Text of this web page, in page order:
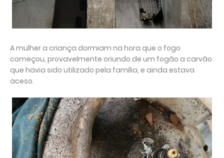
A mulher a criança dormiam na hora que o fogo
começou, provavelmente oriundo de um fogão a carvão
que havia sido utilizado pela família, e ainda estava
aceso.